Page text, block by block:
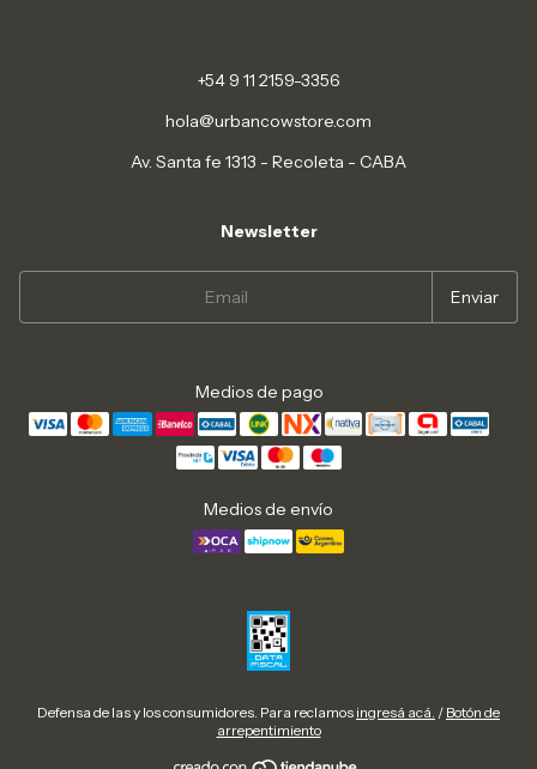
+54 9 11 2159-3356
hola@urbancowstore.com
Av. Santa fe 1313 - Recoleta - CABA
Newsletter
Medios de pago
Medios de envío
Defensa de las y los consumidores. Para reclamos ingresá acá. / Botón de
arrepentimiento